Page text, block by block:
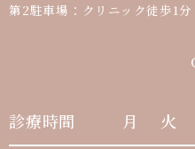
第2駐車場：クリニック徒歩1分
診療時間 月 火